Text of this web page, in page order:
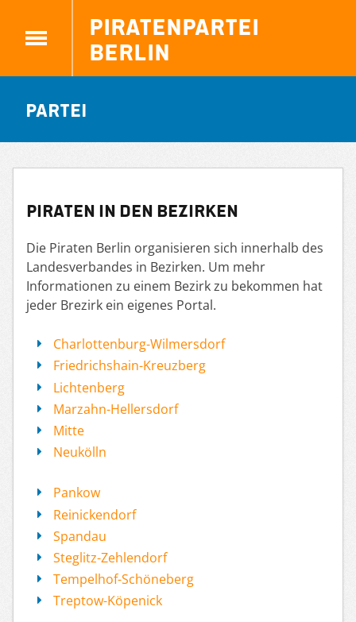
Piratenpartei
Berlin
Partei
Piraten in den Bezirken
Die Piraten Berlin organisieren sich innerhalb des
Landesverbandes in Bezirken. Um mehr
Informationen zu einem Bezirk zu bekommen hat
jeder Brezirk ein eigenes Portal.
Charlottenburg-Wilmersdorf
Friedrichshain-Kreuzberg
Lichtenberg
Marzahn-Hellersdorf
Mitte
Neukölln
Pankow
Reinickendorf
Spandau
Steglitz-Zehlendorf
Tempelhof-Schöneberg
Treptow-Köpenick